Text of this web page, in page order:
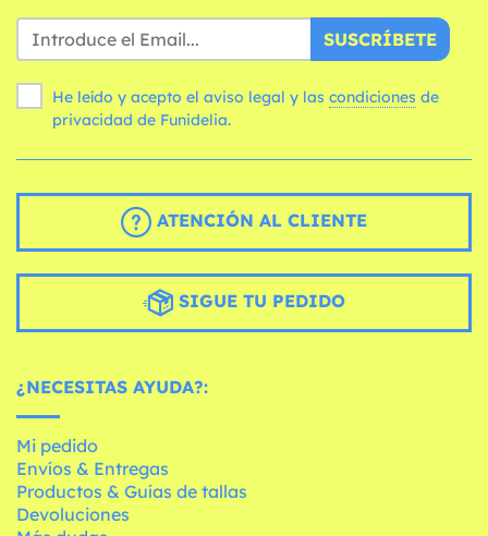
SUSCRÍBETE
He leído y acepto el aviso legal y las condiciones
privacidad de Funidelia.
ATENCIÓN AL CLIENTE
SIGUE TU PEDIDO
¿NECESITAS AYUDA?:
Mi pedido
Envíos & Entregas
Productos & Guías de tallas
Devoluciones